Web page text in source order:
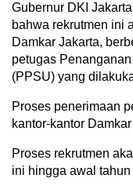
Gubernur DKI
bahwa rekrutmen ini
Damkar Jakarta,
petugas
(PPSU) yang
Proses penerimaan
kantor-kantor
Proses rekrutmen
ini hingga awal tahun